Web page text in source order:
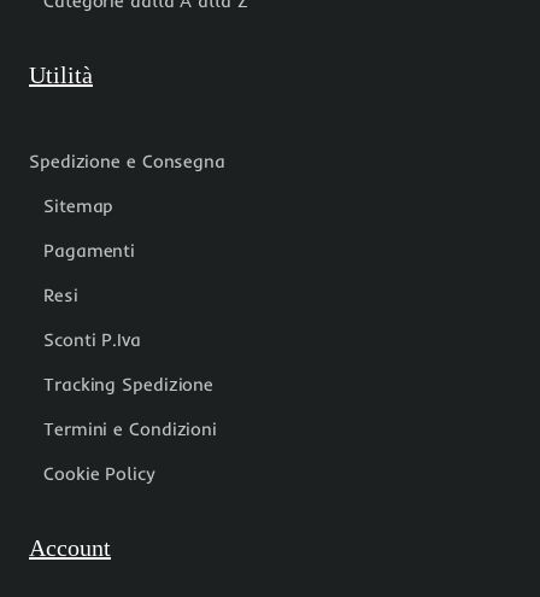
Utilità
Spedizione e Consegna
Sitemap
Pagamenti
Resi
Sconti P.Iva
Tracking Spedizione
Termini e Condizioni
Cookie Policy
Account